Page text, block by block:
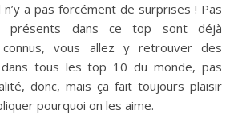
a pas forcément de surprises ! Pas
présents dans ce top sont déjà
connus, vous allez y retrouver des
tous les top 10 du monde, pas
donc, mais ça fait toujours plaisir
pourquoi on les aime.